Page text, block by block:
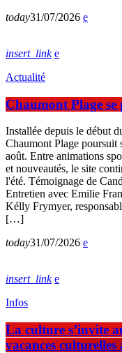
today31/07/2026
insert_link
Actualité
Chaumont Plage
Installée depuis le début
Chaumont Plage poursuit
août. Entre animations
et nouveautés, le site
l'été. Témoignage de
Entretien avec Emilie
Kélly Frymyer,
[…]
today31/07/2026
insert_link
Infos
La culture s’invite
vacances